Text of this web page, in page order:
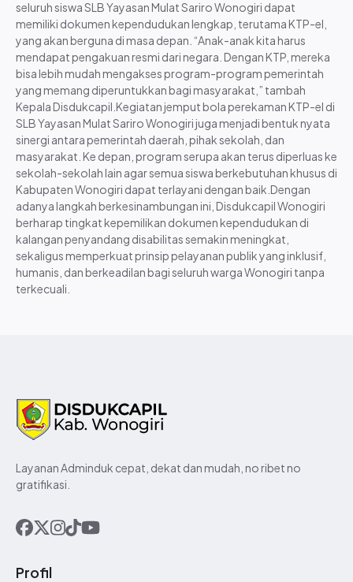
RKA dan DPA
Download
Surat Keputusan
Materi Presentasi
Data Kependudukan Agregat
seluruh siswa SLB Yayasan Mulat Sariro Wonogiri dapat
memiliki dokumen kependudukan lengkap, terutama KTP-el,
yang akan berguna di masa depan. “Anak-anak kita harus
mendapat pengakuan resmi dari negara. Dengan KTP, mereka
bisa lebih mudah mengakses program-program pemerintah
yang memang diperuntukkan bagi masyarakat,” tambah
Kepala Disdukcapil.Kegiatan jemput bola perekaman KTP-el di
SLB Yayasan Mulat Sariro Wonogiri juga menjadi bentuk nyata
sinergi antara pemerintah daerah, pihak sekolah, dan
masyarakat. Ke depan, program serupa akan terus diperluas ke
sekolah-sekolah lain agar semua siswa berkebutuhan khusus di
Kabupaten Wonogiri dapat terlayani dengan baik.Dengan
adanya langkah berkesinambungan ini, Disdukcapil Wonogiri
berharap tingkat kepemilikan dokumen kependudukan di
kalangan penyandang disabilitas semakin meningkat,
sekaligus memperkuat prinsip pelayanan publik yang inklusif,
humanis, dan berkeadilan bagi seluruh warga Wonogiri tanpa
terkecuali.
Layanan Adminduk cepat, dekat dan mudah, no ribet no
gratifikasi.
Profil